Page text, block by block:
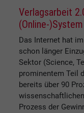
Verlagsarbeit
(Online-)System
Das Internet hat
schon länger
Sektor (Science,
prominentem Teil
bereits über 90
Prozess der